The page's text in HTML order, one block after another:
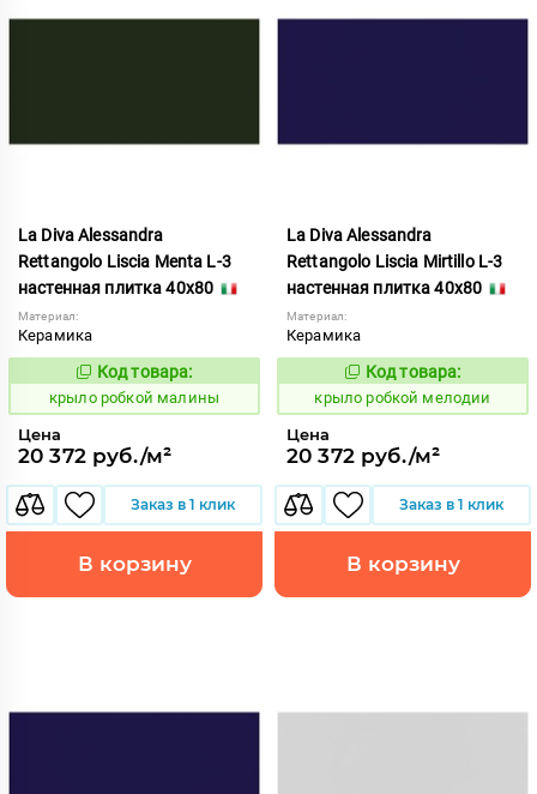
La Diva Alessandra
Rettangolo Liscia Menta L-3
настенная плитка 40x80
Материал:
Керамика
837921
Код товара:
крыло робкой малины
Цена
20 372 руб./м²
Заказ в 1 клик
В корзину
La Diva Alessandra
Rettangolo Liscia Mirtillo L-3
настенная плитка 40x80
Материал:
Керамика
837923
Код товара:
крыло робкой мелодии
Цена
20 372 руб./м²
Заказ в 1 клик
В корзину